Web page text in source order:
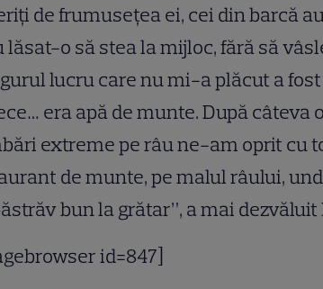
de frumuseţea ei, cei din barcă
lăsat-o să stea la mijloc, fără să
lucru care nu mi-a plăcut a
era apă de munte. După câteva
extreme pe râu ne-am oprit cu
de munte, pe malul râului,
bun la grătar”, a mai dezvăluit
id=847]